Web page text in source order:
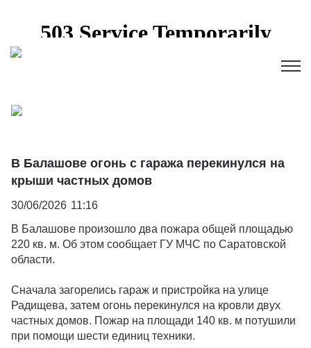
В Балашове огонь с гаража перекинулся на
крыши частных домов
30/06/2026 11:16
В Балашове произошло два пожара общей площадью
220 кв. м. Об этом сообщает ГУ МЧС по Саратовской
области.
Сначала загорелись гараж и пристройка на улице
Радищева, затем огонь перекинулся на кровли двух
частных домов. Пожар на площади 140 кв. м потушили
при помощи шести единиц техники.